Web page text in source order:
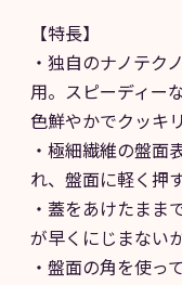
【特長】
・独自のナノテク
用。スピーディー
色鮮やかでクッキ
・極細繊維の盤面
れ、盤面に軽く押
・蓋をあけたまま
が早くにじまない
・盤面の角を使っ